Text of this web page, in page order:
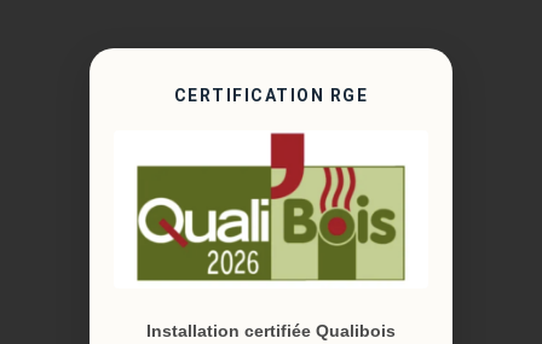
CERTIFICATION RGE
Installation certifiée Qualibois